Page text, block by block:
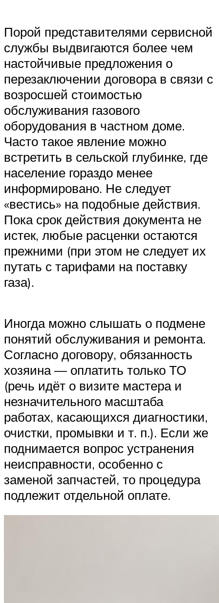
Порой представителями сервисной
службы выдвигаются более чем
настойчивые предложения о
перезаключении договора в связи с
возросшей стоимостью
обслуживания газового
оборудования в частном доме.
Часто такое явление можно
встретить в сельской глубинке, где
население гораздо менее
информировано. Не следует
«вестись» на подобные действия.
Пока срок действия документа не
истек, любые расценки остаются
прежними (при этом не следует их
путать с тарифами на поставку
газа).
Иногда можно слышать о подмене
понятий обслуживания и ремонта.
Согласно договору, обязанность
хозяина — оплатить только ТО
(речь идёт о визите мастера и
незначительного масштаба
работах, касающихся диагностики,
очистки, промывки и т. п.). Если же
поднимается вопрос устранения
неисправности, особенно с
заменой запчастей, то процедура
подлежит отдельной оплате.